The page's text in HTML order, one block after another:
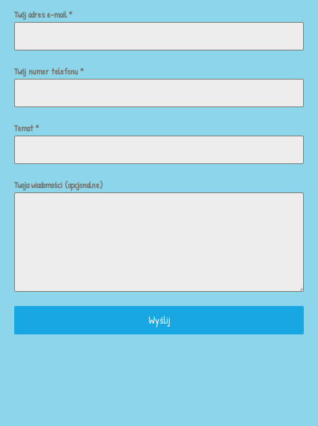
Twój adres e-mail*
Twój numer telefonu*
Temat*
Twoja wiadomości (opcjonalne)
Wyślij